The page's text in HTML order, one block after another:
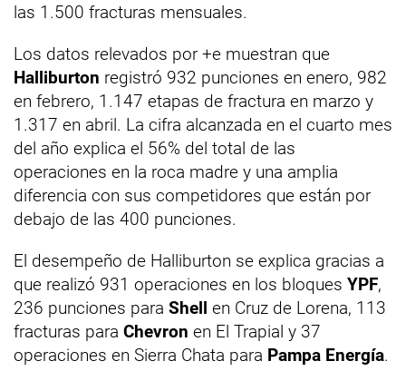
las 1.500 fracturas mensuales.
Los datos relevados por +e muestran que
Halliburton registró 932 punciones en enero, 982
en febrero, 1.147 etapas de fractura en marzo y
1.317 en abril. La cifra alcanzada en el cuarto mes
del año explica el 56% del total de las
operaciones en la roca madre y una amplia
diferencia con sus competidores que están por
debajo de las 400 punciones.
El desempeño de Halliburton se explica gracias a
que realizó 931 operaciones en los bloques YPF,
236 punciones para Shell en Cruz de Lorena, 113
fracturas para Chevron en El Trapial y 37
operaciones en Sierra Chata para Pampa Energía.